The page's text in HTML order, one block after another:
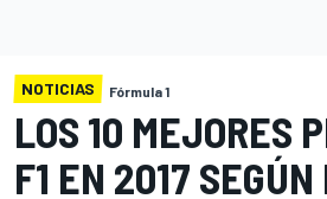
NOTICIAS Fórmula 1
LOS 10 MEJORES
F1 EN 2017